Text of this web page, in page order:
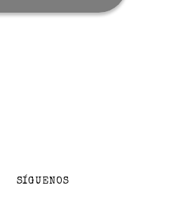
SÍGUENOS